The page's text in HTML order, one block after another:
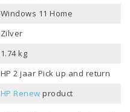
Windows 11 Home
Zilver
1.74 kg
HP 2 jaar Pick up and return
HP Renew product